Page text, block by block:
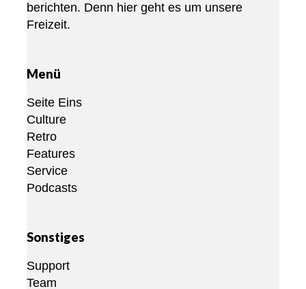
berichten. Denn hier geht es um unsere
Freizeit.
Menü
Seite Eins
Culture
Retro
Features
Service
Podcasts
Sonstiges
Support
Team